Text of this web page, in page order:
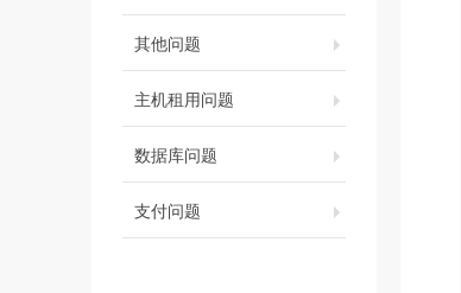
其他问题
主机租用问题
数据库问题
支付问题